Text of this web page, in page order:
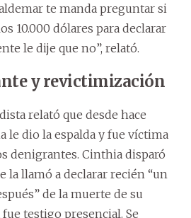
te manda preguntar si
10.000 dólares para declarar
le dije que no”, relató.
y revictimización
relató que desde hace
le dio la espalda y fue víctima
denigrantes. Cinthia disparó
la llamó a declarar recién “un
de la muerte de su
testigo presencial. Se